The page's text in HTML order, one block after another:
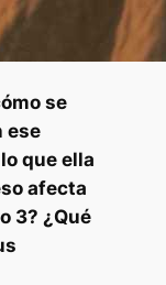
se
ese
que ella
afecta
3? ¿Qué